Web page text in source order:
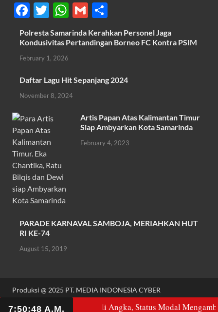
F
ac
e
b
o
o
k
T
w
itt
er
W
h
at
A
p
p
G
m
ail
h
ar
Polresta Samarinda Kerahkan Personel Jaga
Kondusivitas Pertandingan Borneo FC Kontra PSIM
February 1, 2026
Daftar Lagu Hit Sepanjang 2024
November 8, 2024
Artis Papan Atas Kalimantan Timur
Siap Ambyarkan Kota Samarinda
February 4, 2023
PARADE KARNAVAL SAMBOJA, MERIAHKAN HUT
RI KE-74
August 15, 2019
Produksi @ 2025 PT. MEDIA INDONESIA CYBER
Powered by
WordPress HitMag.
Anomali Angka, Status Modal Mengambang, dan